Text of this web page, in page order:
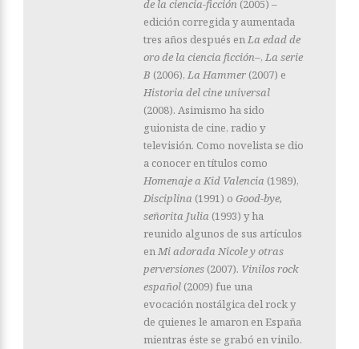
de la ciencia-ficción (2005) –
edición corregida y aumentada
tres años después enLa edad de
oro de la ciencia ficción–, La serie
B (2006), La Hammer (2007) e
Historia del cine universal
(2008). Asimismo ha sido
guionista de cine, radio y
televisión. Como novelista se dio
a conocer en títulos como
Homenaje a Kid Valencia (1989),
Disciplina (1991) o Good-bye,
señorita Julia (1993) y ha
reunido algunos de sus artículos
enMi adorada Nicole y otras
perversiones (2007). Vinilos rock
español (2009) fue una
evocación nostálgica del rock y
de quienes le amaron en España
mientras éste se grabó en vinilo.